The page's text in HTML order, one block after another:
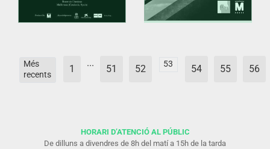
Més
recents
1
...
51 52 53 54 55 56
HORARI D’ATENCIÓ AL PÚBLIC
De dilluns a divendres de 8h del matí a 15h de la tarda